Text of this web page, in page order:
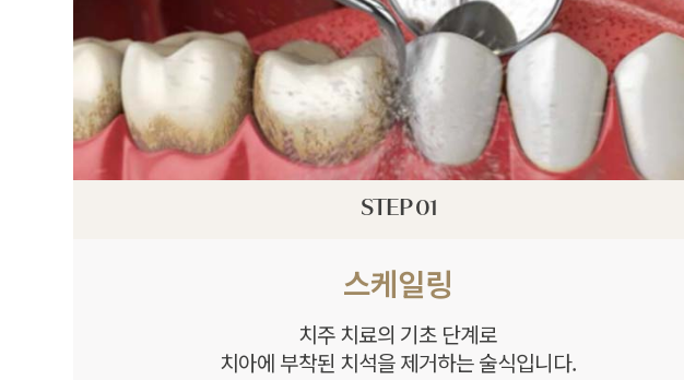
STEP 01
스케일링
치주 치료의 기초 단계로
치아에 부착된 치석을 제거하는 술식입니다.